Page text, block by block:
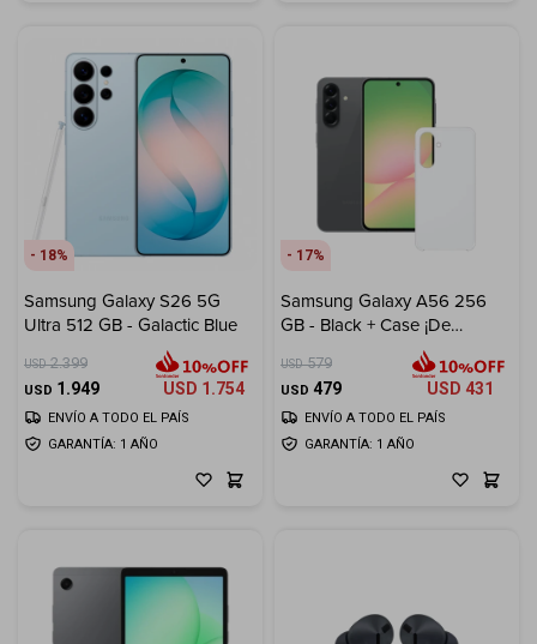
18
Samsung Galaxy S26 5G
Ultra 512 GB - Galactic Blue
USD 2.399
USD 1.949 USD 1.754
GARANTÍA: 1 AÑO
ENVÍO A TODO EL PAÍS
17
Samsung Galaxy A56 256
GB - Black + Case ¡De
USD 579
USD 479 USD 431
GARANTÍA: 1 AÑO
ENVÍO A TODO EL PAÍS